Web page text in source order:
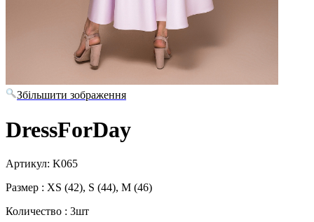
Збільшити зображення
DressForDay
Артикул: K065
Размер : XS (42), S (44), M (46)
Количество : 3шт